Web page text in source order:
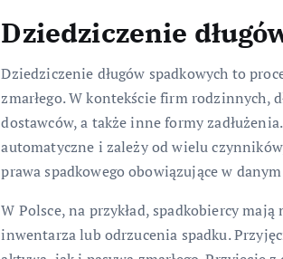
Dziedziczenie
Dziedziczenie długów spadkowych to
zmarłego. W kontekście firm rodzinnych,
dostawców, a także inne formy
automatyczne i zależy od wielu
prawa spadkowego obowiązujące w
W Polsce, na przykład, spadkobiercy
inwentarza lub odrzucenia spadku.